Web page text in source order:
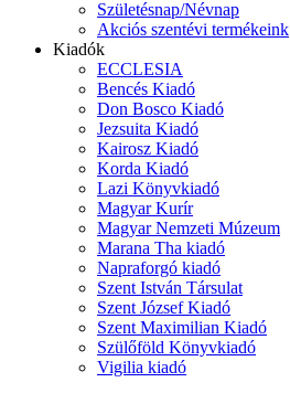
Születésnap/Névnap
Akciós szentévi termékeink
Kiadók
ECCLESIA
Bencés Kiadó
Don Bosco Kiadó
Jezsuita Kiadó
Kairosz Kiadó
Korda Kiadó
Lazi Könyvkiadó
Magyar Kurír
Magyar Nemzeti Múzeum
Marana Tha kiadó
Napraforgó kiadó
Szent István Társulat
Szent József Kiadó
Szent Maximilian Kiadó
Szülőföld Könyvkiadó
Vigilia kiadó